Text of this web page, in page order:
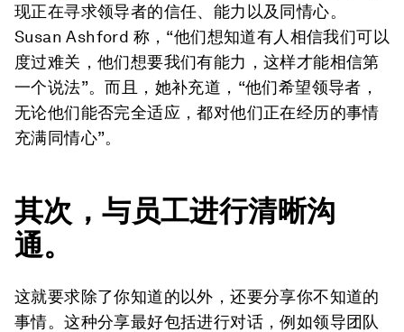
现正在寻求领导者的信任、能力以及同情心。
Susan Ashford 称，“他们想知道有人相信我们可以
度过难关，他们想要我们有能力，这样才能相信第
一个说法”。而且，她补充道，“他们希望领导者，
无论他们能否完全适应，都对他们正在经历的事情
充满同情心”。
其次，与员工进行清晰沟
通。
这就要求除了你知道的以外，还要分享你不知道的
事情。这种分享最好包括进行对话，例如领导团队